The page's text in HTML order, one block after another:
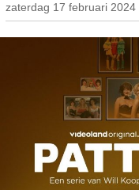
zaterdag 17 februari 2024